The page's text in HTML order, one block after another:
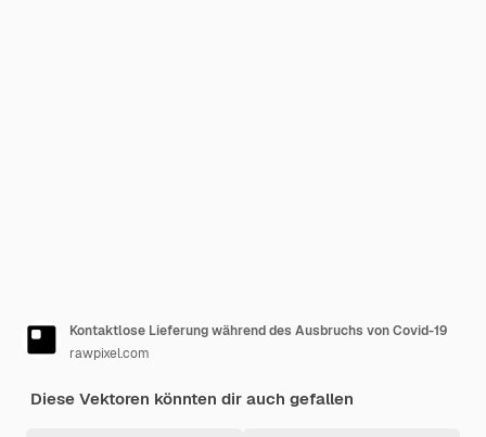
Kontaktlose Lieferung während des Ausbruchs von Covid-19
rawpixel.com
Diese Vektoren könnten dir auch gefallen